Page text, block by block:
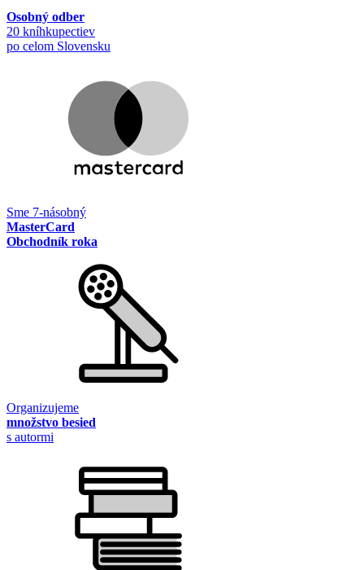
Osobný odber
20 kníhkupectiev
po celom Slovensku
Sme 7-násobný
MasterCard
Obchodník roka
Organizujeme
množstvo besied
s autormi